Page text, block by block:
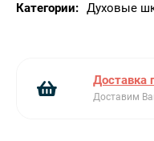
Категории: Духовые
Доставка
Доставим